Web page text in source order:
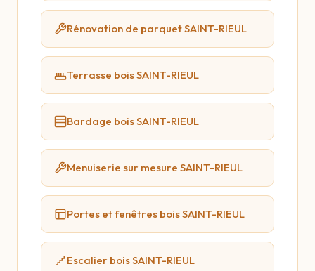
Rénovation de parquet SAINT-RIEUL
Terrasse bois SAINT-RIEUL
Bardage bois SAINT-RIEUL
Menuiserie sur mesure SAINT-RIEUL
Portes et fenêtres bois SAINT-RIEUL
Escalier bois SAINT-RIEUL